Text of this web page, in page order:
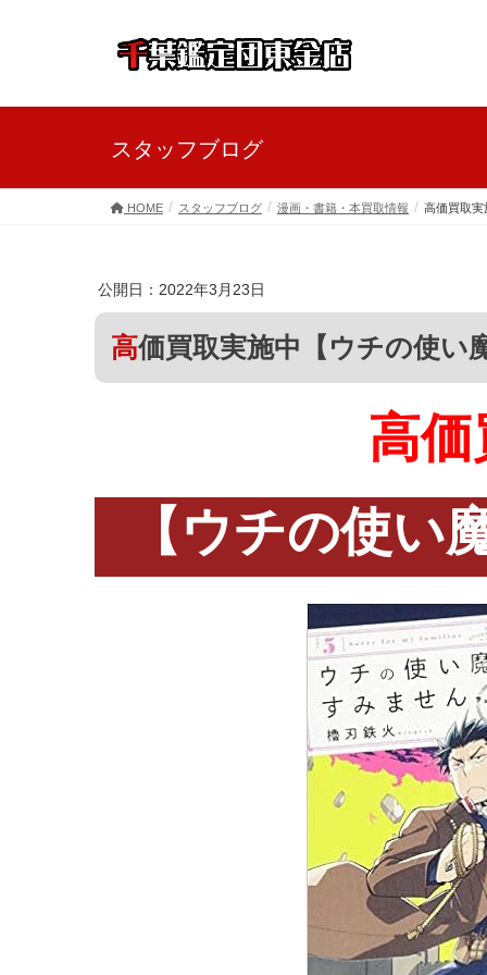
スタッフブログ
HOME スタッフブログ 漫画・書籍・本買取情報 高価買取実
公開日：2022年3月23日
高価買取実施中【ウチの使
高
【ウチの使い